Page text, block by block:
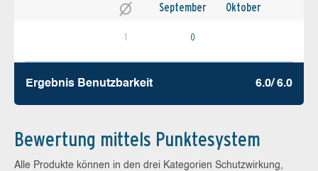
September Oktober
1 0
Ergebnis Benutz­barkeit 6.0/ 6.0
Bewertung mittels Punktesystem
Alle Produkte können in den drei Kategorien Schutzwirkung,